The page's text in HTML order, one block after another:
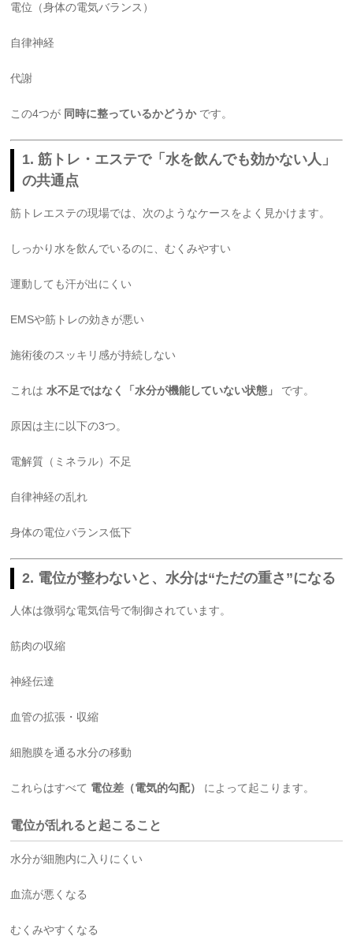
電位（身体の電気バランス）
自律神経
代謝
この4つが 同時に整っているかどうかです。
1. 筋トレ・エステで「水を飲んでも効かない人」
の共通点
筋トレエステの現場では、次のようなケースをよく見かけます。
しっかり水を飲んでいるのに、むくみやすい
運動しても汗が出にくい
EMSや筋トレの効きが悪い
施術後のスッキリ感が持続しない
これは水不足ではなく「水分が機能していない状態」 です。
原因は主に以下の3つ。
電解質（ミネラル）不足
自律神経の乱れ
身体の電位バランス低下
2. 電位が整わないと、水分は“ただの重さ”になる
人体は微弱な電気信号で制御されています。
筋肉の収縮
神経伝達
血管の拡張・収縮
細胞膜を通る水分の移動
これらはすべて 電位差（電気的勾配） によって起こります。
電位が乱れると起こること
水分が細胞内に入りにくい
血流が悪くなる
むくみやすくなる